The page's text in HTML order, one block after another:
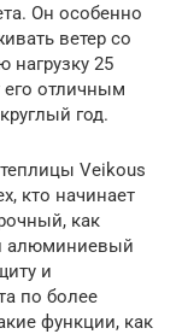
Он особенно
ветер со
нагрузку 25
его отличным
год.
Veikous
кто начинает
как
алюминиевый
и
по более
функции, как